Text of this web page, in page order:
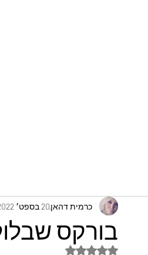
בורקס
כרמית דהאן20 בספט׳ 2022
דירוג של NaN מתוך 5 כוכבים